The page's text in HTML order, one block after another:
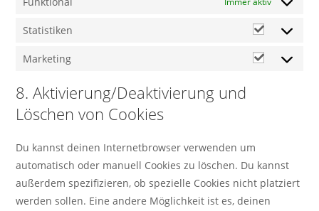
Statistiken
Marketing
8. Aktivierung/Deaktivierung und
Löschen von Cookies
Du kannst deinen Internetbrowser verwenden um
automatisch oder manuell Cookies zu löschen. Du kannst
außerdem spezifizieren, ob spezielle Cookies nicht platziert
werden sollen. Eine andere Möglichkeit ist es, deinen